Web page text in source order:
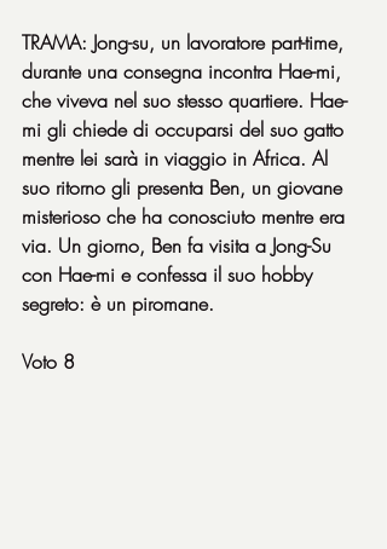
TRAMA: Jong-su, un lavoratore part-time,
durante una consegna incontra Hae-mi,
che viveva nel suo stesso quartiere. Hae-
mi gli chiede di occuparsi del suo gatto
mentre lei sarà in viaggio in Africa. Al
suo ritorno gli presenta Ben, un giovane
misterioso che ha conosciuto mentre era
via. Un giorno, Ben fa visita a Jong-Su
con Hae-mi e confessa il suo hobby
segreto: è un piromane.
Voto 8